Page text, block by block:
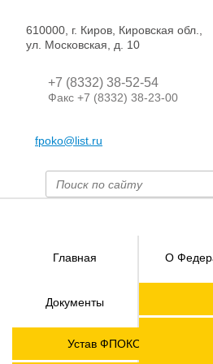
610000, г. Киров, Кировская обл.,
ул. Московская, д. 10
+7 (8332) 38-52-54
Факс +7 (8332) 38-23-00
fpoko@list.ru
Главная О
Документы
Устав ФПОКО с
Членские